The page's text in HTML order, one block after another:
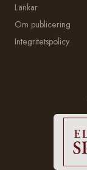
Länkar
Om publicering
Integritetspolicy